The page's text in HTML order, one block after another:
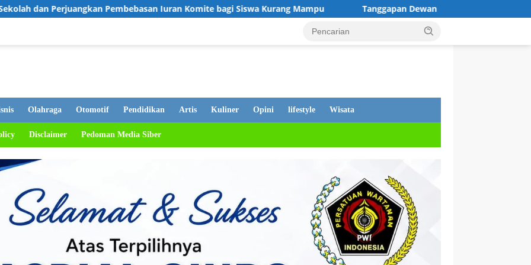
Iuran Komite bagi Siswa Kurang Mampu Tanggapan Dewan Andi Putra, Tentang PDAM Mati, Warga Tetap
Olahraga Otomotif Pendidikan Artis Kuliner Opini lifestyle Wisata
Disclaimer Pedoman Media Siber